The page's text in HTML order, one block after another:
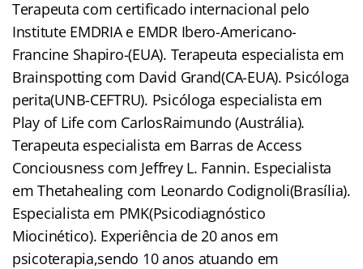
Terapeuta com certificado internacional pelo
Institute EMDRIA e EMDR Ibero-Americano-
Francine Shapiro-(EUA). Terapeuta especialista em
Brainspotting com David Grand(CA-EUA). Psicóloga
perita(UNB-CEFTRU). Psicóloga especialista em
Play of Life com CarlosRaimundo (Austrália).
Terapeuta especialista em Barras de Access
Conciousness com Jeffrey L. Fannin. Especialista
em Thetahealing com Leonardo Codignoli(Brasília).
Especialista em PMK(Psicodiagnóstico
Miocinético). Experiência de 20 anos em
psicoterapia,sendo 10 anos atuando em